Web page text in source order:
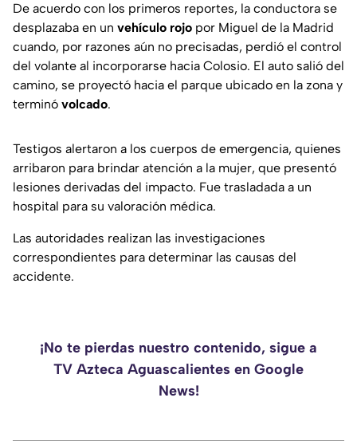
De acuerdo con los primeros reportes, la conductora se
desplazaba en un vehículo rojo por Miguel de la Madrid
cuando, por razones aún no precisadas, perdió el control
del volante al incorporarse hacia Colosio. El auto salió del
camino, se proyectó hacia el parque ubicado en la zona y
terminó volcado.
Testigos alertaron a los cuerpos de emergencia, quienes
arribaron para brindar atención a la mujer, que presentó
lesiones derivadas del impacto. Fue trasladada a un
hospital para su valoración médica.
Las autoridades realizan las investigaciones
correspondientes para determinar las causas del
accidente.
¡No te pierdas nuestro contenido, sigue a
TV Azteca Aguascalientes en Google
News!